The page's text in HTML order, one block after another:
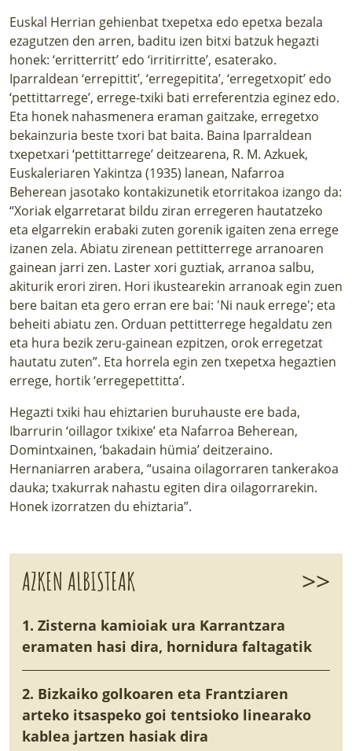
Euskal Herrian gehienbat txepetxa edo epetxa bezala
ezagutzen den arren, baditu izen bitxi batzuk hegazti
honek: ‘erritterritt’ edo ‘irritirritte’, esaterako.
Iparraldean ‘errepittit’, ‘erregepitita’, ‘erregetxopit’ edo
‘pettittarrege’, errege-txiki bati erreferentzia eginez edo.
Eta honek nahasmenera eraman gaitzake, erregetxo
bekainzuria beste txori bat baita. Baina Iparraldean
txepetxari ‘pettittarrege’ deitzearena, R. M. Azkuek,
Euskaleriaren Yakintza (1935) lanean, Nafarroa
Beherean jasotako kontakizunetik etorritakoa izango da:
“Xoriak elgarretarat bildu ziran erregeren hautatzeko
eta elgarrekin erabaki zuten gorenik igaiten zena errege
izanen zela. Abiatu zirenean pettitterrege arranoaren
gainean jarri zen. Laster xori guztiak, arranoa salbu,
akiturik erori ziren. Hori ikustearekin arranoak egin zuen
bere baitan eta gero erran ere bai: 'Ni nauk errege'; eta
beheiti abiatu zen. Orduan pettitterrege hegaldatu zen
eta hura bezik zeru-gainean ezpitzen, orok erregetzat
hautatu zuten”. Eta horrela egin zen txepetxa hegaztien
errege, hortik ‘erregepettitta’.
Hegazti txiki hau ehiztarien buruhauste ere bada,
Ibarrurin ‘oillagor txikixe’ eta Nafarroa Beherean,
Domintxainen, ‘bakadain hümia’ deitzeraino.
Hernaniarren arabera, “usaina oilagorraren tankerakoa
dauka; txakurrak nahastu egiten dira oilagorrarekin.
Honek izorratzen du ehiztaria”.
AZKEN ALBISTEAK >>
1. Zisterna kamioiak ura Karrantzara
eramaten hasi dira, hornidura faltagatik
2. Bizkaiko golkoaren eta Frantziaren
arteko itsaspeko goi tentsioko linearako
kablea jartzen hasiak dira